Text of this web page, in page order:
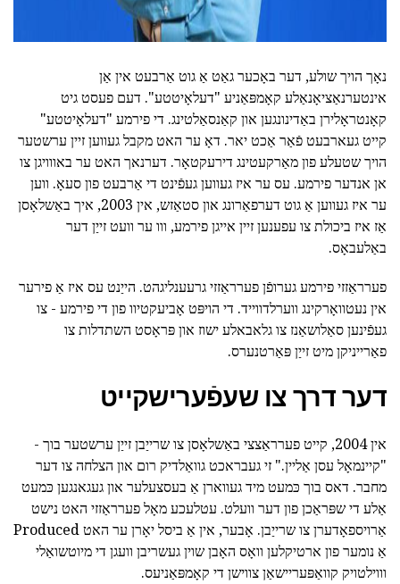
נאָך הויך שולע, דער באָכער גאַט אַ גוט אַרבעט אין אַן
אינטערנאַציאָנאַלע קאָמפּאַניע "דעלאָיטטע". דעם פעסט גיט
קאָנטראָלירן באַדינונגען און קאַנסאַלטינג. די פירמע "דעלאָיטטע"
קייט געארבעט פֿאַר אַכט יאר. דאָ ער האט מקבל געווען זיין ערשטער
הויך שטעלע פון מאַרקעטינג דירעקטאָר. דערנאך האט ער באווויגן צו
אן אנדער פירמע. עס ער איז געווען געפֿינט די אַרבעט פון סעאָ. ווען
ער איז געווען אַ גוט דערפאַרונג און סטאַזש, אין 2003, איך באַשלאָסן
אַז איז ביכולת צו עפענען זיין אייגן פירמע, ווו ער וועט זייַן דער
באַלעבאָס.
פערראַזזי פירמע גערופֿן פערראַזזי גרעענליגהט. הייַנט עס איז אַ פירער
אין נעטוואָרקינג ווערלדווייד. די הויפּט אָביעקטיוו פון די פירמע - צו
געפֿינען סאַלושאַנז צו גלאבאלע ישוז און פּראָסט השתדלות צו
פאַרייניקן מיט זייַן פּאַרטנערס.
דער דרך צו שעפֿערישקייט
אין 2004, קייט פערראַצצי באַשלאָסן צו שרייַבן זייַן ערשטער בוך -
"קיינמאָל עסן אַליין." זי געבראכט גוואַלדיק רום און הצלחה צו דער
מחבר. דאס בוך כּמעט מיד געווארן אַ בעסצעלער און געגאנגען כּמעט
אַלע די שפּראַכן פון דער וועלט. עטלעכע מאָל פערראַזזי האט נישט
אַרויספאָדערן צו שרייַבן. אָבער, אין אַ ביסל יאָרן ער האט Produced
אַ נומער פון ארטיקלען וואָס האָבן שוין געשריבן וועגן די מיוטשואַלי
וווילטויק קוואַפּעריישאַן צווישן די קאָמפּאַניעס.